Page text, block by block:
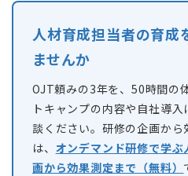
人材育成担当者の育成
ませんか
OJT頼みの3年を、50時間の
トキャンプの内容や自社導
談ください。研修の企画か
は、 オンデマンド研修で学
画から効果測定まで（無料）